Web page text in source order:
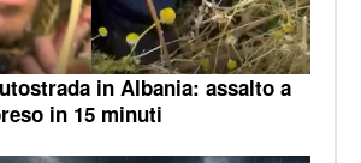
in Albania: assalto a
in 15 minuti